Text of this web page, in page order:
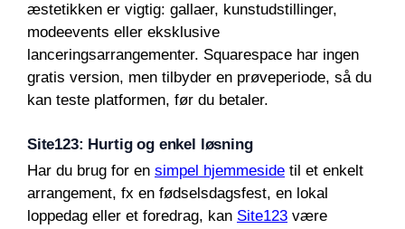
æstetikken er vigtig: gallaer, kunstudstillinger,
modeevents eller eksklusive
lanceringsarrangementer. Squarespace har ingen
gratis version, men tilbyder en prøveperiode, så du
kan teste platformen, før du betaler.
Site123: Hurtig og enkel løsning
Har du brug for en simpel hjemmeside til et enkelt
arrangement, fx en fødselsdagsfest, en lokal
loppedag eller et foredrag, kan Site123 være